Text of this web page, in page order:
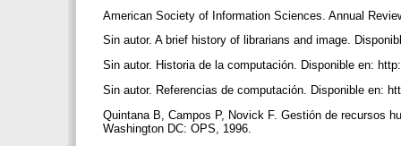
American Society of Information Sciences. Annual
Sin autor. A brief history of librarians and image.
Sin autor. Historia de la computación. Disponible en:
Sin autor. Referencias de computación. Disponible en:
Quintana B, Campos P, Novick F. Gestión de recursos
Washington DC: OPS, 1996.